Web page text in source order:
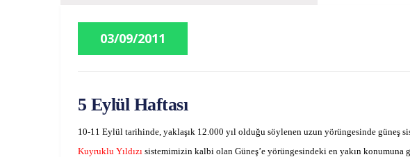
03/09/2011
5 Eylül Haftası
10-11 Eylül tarihinde, yaklaşık 12.000 yıl olduğu söylenen uzun yörüngesinde güneş
Kuyruklu Yıldızı sistemimizin kalbi olan Güneş’e yörüngesindeki en yakın